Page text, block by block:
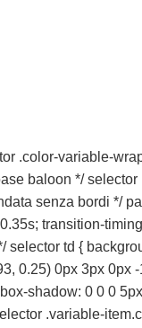
.color-variable-
baloon */
senza bordi */
transition-
td {
0.25) 0px 3px 0px
shadow: 0 0 0
.variable-